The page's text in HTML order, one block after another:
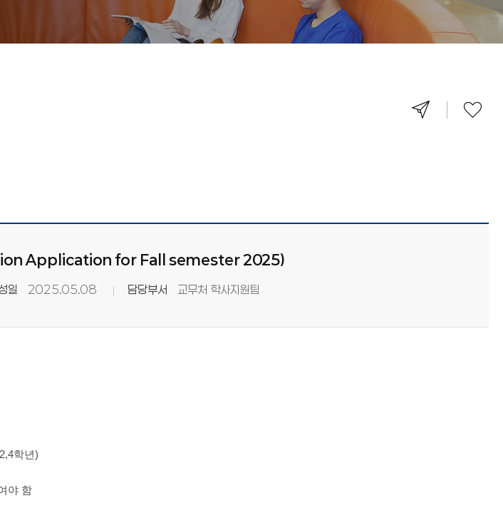
Application for Fall semester 2025)
일 2025.05.08 담당부서 교무처 학사지원팀
학년)
야 함